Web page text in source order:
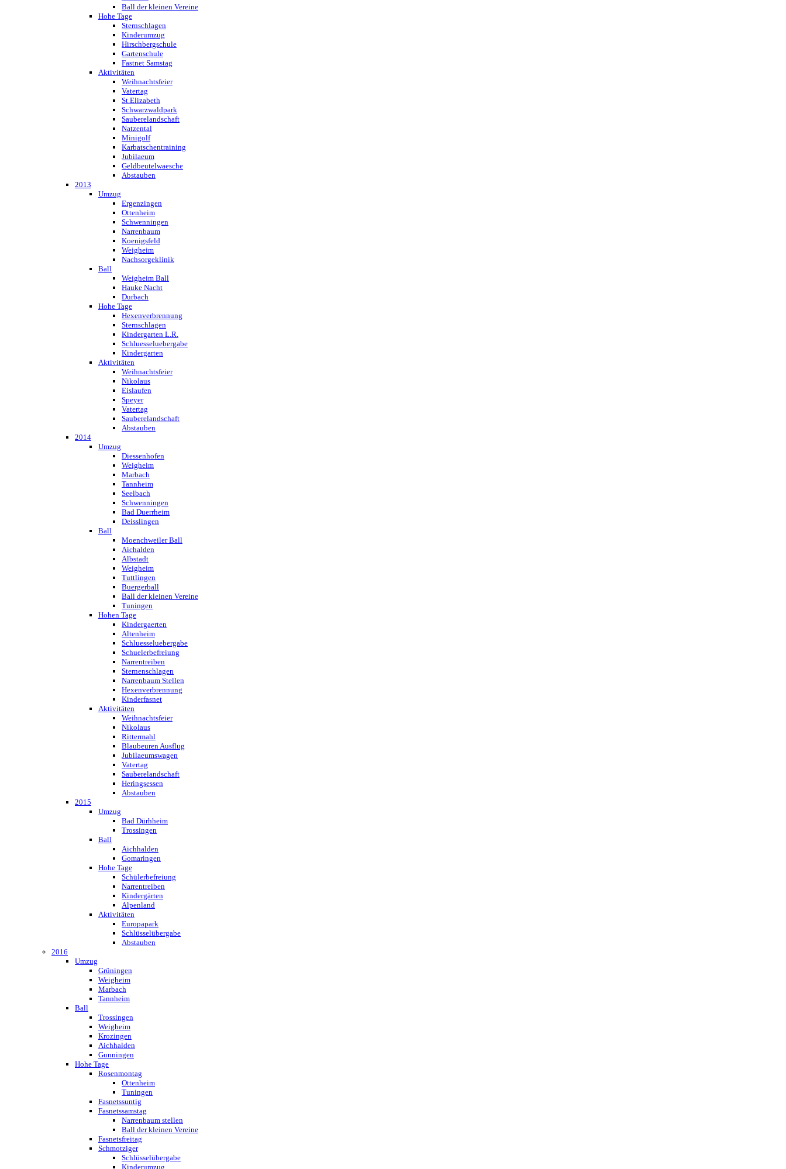
Ball der kleinen Vereine
Hohe Tage
Sternschlagen
Kinderumzug
Hirschbergschule
Gartenschule
Fastnet Samstag
Aktivitäten
Weihnachtsfeier
Vatertag
St.Elizabeth
Schwarzwaldpark
Sauberelandschaft
Natzental
Minigolf
Karbatschentraining
Jubilaeum
Geldbeutelwaesche
Abstauben
2013
Umzug
Ergenzingen
Ottenheim
Schwenningen
Narrenbaum
Koenigsfeld
Weigheim
Nachsorgeklinik
Ball
Weigheim Ball
Hauke Nacht
Durbach
Hohe Tage
Hexenverbrennung
Sternschlagen
Kindergarten L.R.
Schluesseluebergabe
Kindergarten
Aktivitäten
Weihnachtsfeier
Nikolaus
Eislaufen
Speyer
Vatertag
Sauberelandschaft
Abstauben
2014
Umzug
Diessenhofen
Weigheim
Marbach
Tannheim
Seelbach
Schwenningen
Bad Duerrheim
Deisslingen
Ball
Moenchweiler Ball
Aichalden
Albstadt
Weigheim
Tuttlingen
Buergerball
Ball der kleinen Vereine
Tuningen
Hohen Tage
Kindergaerten
Altenheim
Schluesseluebergabe
Schuelerbefreiung
Narrentreiben
Sternenschlagen
Narrenbaum Stellen
Hexenverbrennung
Kinderfasnet
Aktivitäten
Weihnachtsfeier
Nikolaus
Rittermahl
Blaubeuren Ausflug
Jubilaeumswagen
Vatertag
Sauberelandschaft
Heringsessen
Abstauben
2015
Umzug
Bad Dürhheim
Trossingen
Ball
Aichhalden
Gomaringen
Hohe Tage
Schülerbefreiung
Narrentreiben
Kindergärten
Alpenland
Aktivitäten
Europapark
Schlüsselübergabe
Abstauben
2016
Umzug
Grüningen
Weigheim
Marbach
Tannheim
Ball
Trossingen
Weigheim
Krozingen
Aichhalden
Gunningen
Hohe Tage
Rosenmontag
Ottenheim
Tuningen
Fasnetssuntig
Fasnetssamstag
Narrenbaum stellen
Ball der kleinen Vereine
Fasnetsfreitag
Schmotziger
Schlüsselübergabe
Kinderumzug